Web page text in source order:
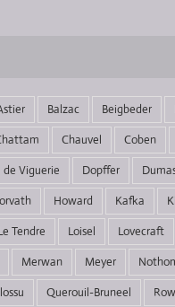
Balzac Beigbeder
Chauvel Coben
de Viguerie Dopffer
Howard Kafka
Tendre Loisel Lovecraft
Merwan Meyer
Querouil-Bruneel